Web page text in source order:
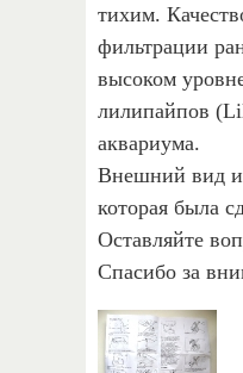
тихим.
фильтрации
высоком
лилипайпов
аквариума.
Внешний вид и
которая была
Оставляйте
Спасибо за